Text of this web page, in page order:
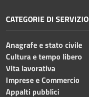
CATEGORIE DI SERVIZIO
Anagrafe e stato civile
Cultura e tempo libero
Vita lavorativa
Imprese e Commercio
Appalti pubblici